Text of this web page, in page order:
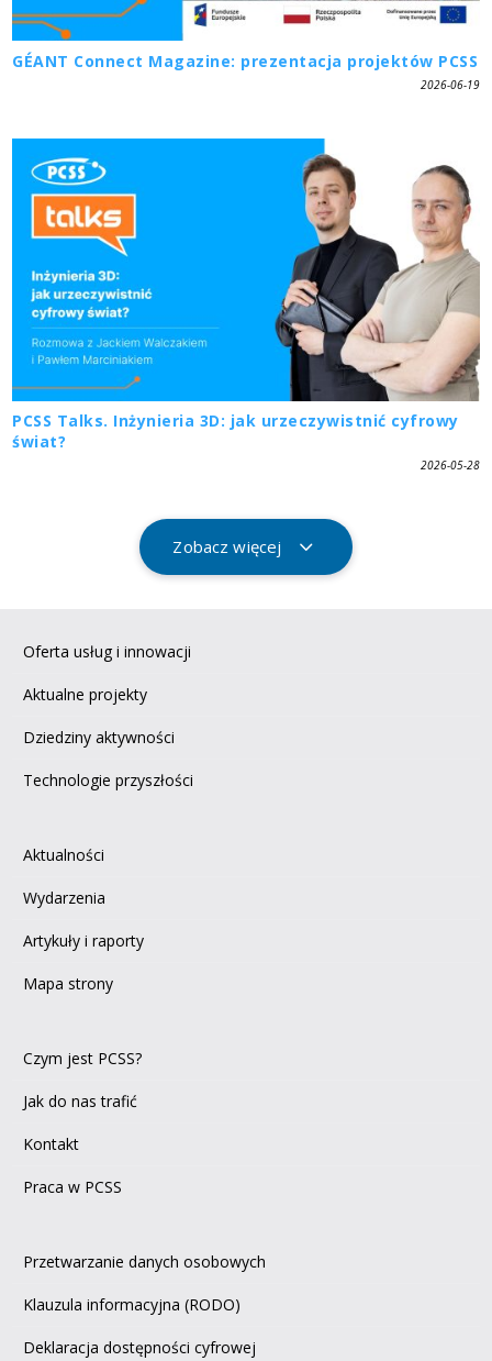
GÉANT Connect Magazine: prezentacja projektów PCSS
2026-06-19
PCSS Talks. Inżynieria 3D: jak urzeczywistnić cyfrowy
świat?
2026-05-28
Zobacz więcej
Oferta usług i innowacji
Aktualne projekty
Dziedziny aktywności
Technologie przyszłości
Aktualności
Wydarzenia
Artykuły i raporty
Mapa strony
Czym jest PCSS?
Jak do nas trafić
Kontakt
Praca w PCSS
Przetwarzanie danych osobowych
Klauzula informacyjna (RODO)
Deklaracja dostępności cyfrowej